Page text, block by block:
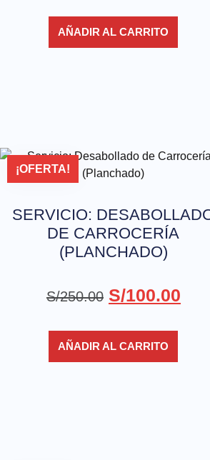
AÑADIR AL CARRITO
¡OFERTA!
SERVICIO:
DE CARROCERÍA
(PLANCHADO)
S/250.00 S/100.00
AÑADIR AL CARRITO